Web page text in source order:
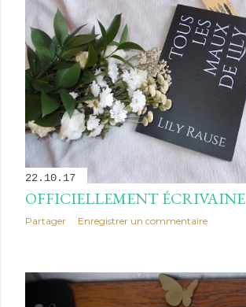
22.10.17
OFFICIELLEMENT ÉCRIVAINE
Partager Enregistrer un commentaire